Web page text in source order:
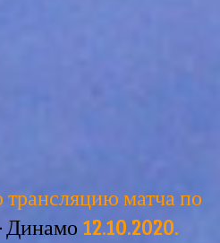
матча по
12.10.2020.